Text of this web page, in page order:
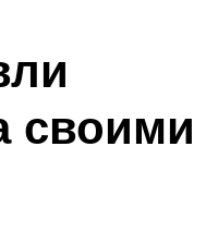
своими